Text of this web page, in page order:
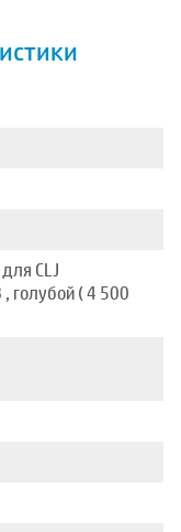
CLJ
голубой ( 4 500